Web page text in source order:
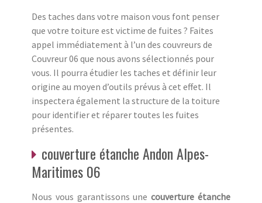
Des taches dans votre maison vous font penser
que votre toiture est victime de fuites ? Faites
appel immédiatement à l’un des couvreurs de
Couvreur 06 que nous avons sélectionnés pour
vous. Il pourra étudier les taches et définir leur
origine au moyen d’outils prévus à cet effet. Il
inspectera également la structure de la toiture
pour identifier et réparer toutes les fuites
présentes.
couverture étanche Andon Alpes-
Maritimes 06
Nous vous garantissons unecouverture étanche